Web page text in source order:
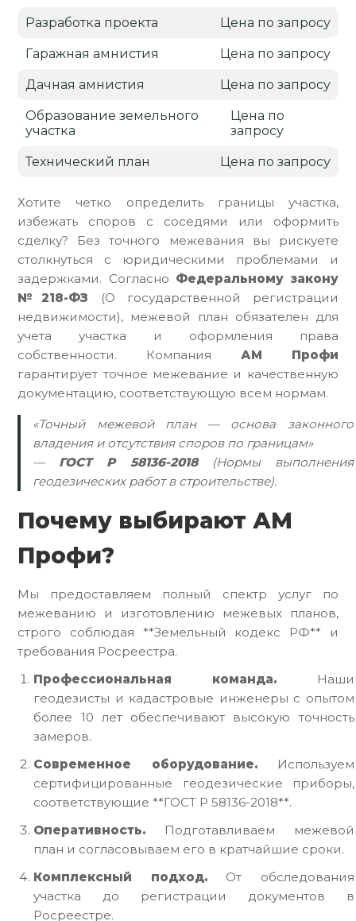
Хотите четко определить границы участка,
избежать споров с соседями или оформить
сделку? Без точного межевания вы рискуете
столкнуться с юридическими проблемами и
задержками. Согласно Федеральному закону
№218-ФЗ (О государственной регистрации
недвижимости), межевой план обязателен для
учета участка и оформления права
собственности. Компания АМ Профи
гарантирует точное межевание и качественную
документацию, соответствующую всем нормам.
«Точный межевой план — основа законного
владения и отсутствия споров по границам»
— ГОСТ Р 58136-2018(Нормы выполнения
геодезических работ в строительстве).
Почему выбирают АМ
Профи?
Мы предоставляем полный спектр услуг по
межеванию и изготовлению межевых планов,
строго соблюдая **Земельный кодекс РФ** и
требования Росреестра.
Профессиональная команда. Наши
геодезисты и кадастровые инженеры с опытом
более 10 лет обеспечивают высокую точность
замеров.
Современное оборудование.Используем
сертифицированные геодезические приборы,
соответствующие **ГОСТ Р 58136-2018**.
Оперативность. Подготавливаем межевой
план и согласовываем его в кратчайшие сроки.
Комплексный подход.От обследования
участка до регистрации документов в
Росреестре.
Разработка проекта Цена по запросу
Гаражная амнистия Цена по запросу
Дачная амнистия Цена по запросу
Образование земельного
участка
Цена по
запросу
Технический план Цена по запросу